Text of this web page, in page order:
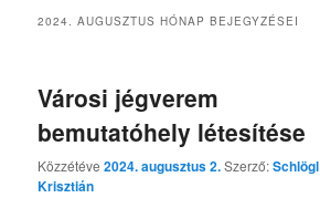
2024. AUGUSZTUS HÓNAP BEJEGYZÉSEI
Városi jégverem
bemutatóhely létesítése
Közzétéve2024. augusztus 2.Szerző:Schlögl
Krisztián